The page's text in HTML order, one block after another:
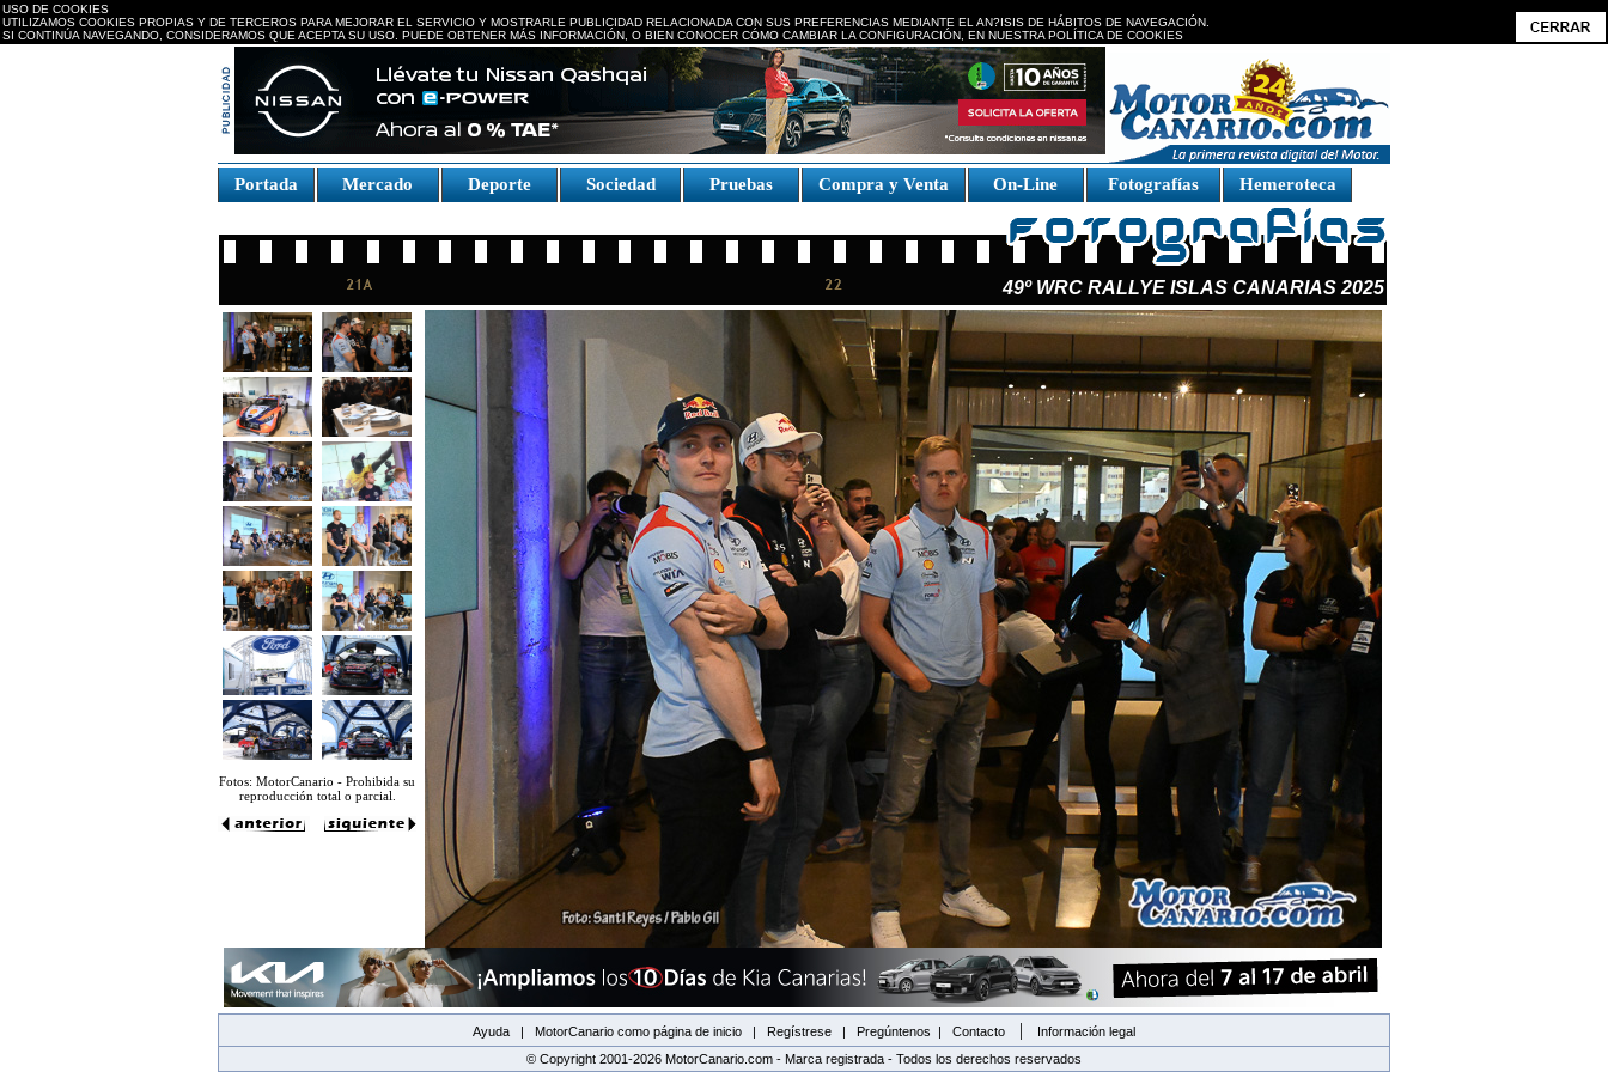
USO DE COOKIES
UTILIZAMOS COOKIES PROPIAS Y DE TERCEROS PARA MEJORAR EL SERVICIO Y MOSTRARLE PUBLICIDAD RELACIONADA CON SUS PREFERENCIAS MEDIANTE EL AN?ISIS DE HÁBITOS DE NAVEGACIÓN.
SI CONTINÚA NAVEGANDO, CONSIDERAMOS QUE ACEPTA SU USO. PUEDE OBTENER MÁS INFORMACIÓN, O BIEN CONOCER CÓMO CAMBIAR LA CONFIGURACIÓN, EN NUESTRA POLÍTICA DE COOKIES
Portada Mercado Deporte Sociedad Pruebas Compra y Venta On-Line Fotografías Hemeroteca
49º WRC RALLYE ISLAS CANARIAS 2025
Fotos: MotorCanario - Prohibida su
reproducción total o parcial.
Ayuda | MotorCanario como página de inicio | Regístrese | Pregúntenos | Contacto |
Información legal
© Copyright 2001-2026 MotorCanario.com - Marca registrada - Todos los derechos reservados